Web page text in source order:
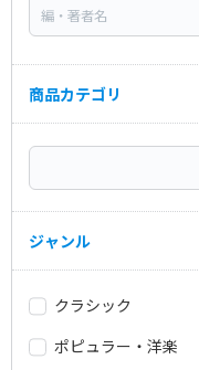
商品カテゴリ
ジャンル
クラシック
ポピュラー・洋楽